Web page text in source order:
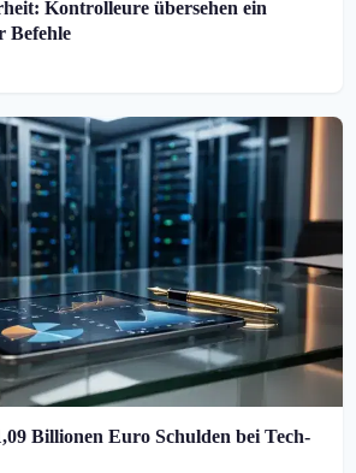
Kontrolleure übersehen ein
Befehle
Billionen Euro Schulden bei Tech-